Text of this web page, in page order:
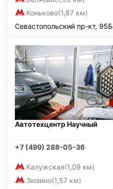
Коньково(1,87 км)
Севастопольский пр-кт, 95Б
Автотехцентр Научный
+7 (499) 288-05-36
Калужская(1,09 км)
Зюзино(1,57 км)